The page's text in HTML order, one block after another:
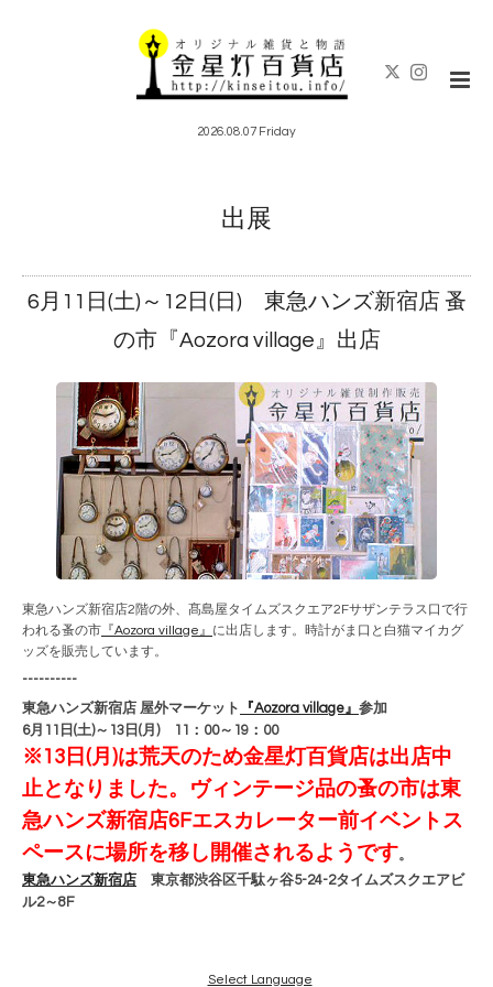
2026.08.07 Friday
出展
6月11日(土)～12日(日) 東急ハンズ新宿店 蚤
の市『Aozora village』出店
東急ハンズ新宿店2階の外、髙島屋タイムズスクエア2Fサザンテラス口で行
われる蚤の市 『Aozora village』 に出店します。時計がま口と白猫マイカグ
ッズを販売しています。
----------
東急ハンズ新宿店 屋外マーケット
『Aozora village』 参加
6月11日(土)～13日(月) 11：00～19：00
※13日(月)は荒天のため金星灯百貨店は出店中
止となりました。ヴィンテージ品の蚤の市は東
急ハンズ新宿店6Fエスカレーター前イベントス
ペースに場所を移し開催されるようです。
東急ハンズ新宿店 東京都渋谷区千駄ヶ谷5-24-2タイムズスクエアビ
ル2～8F
Select Language